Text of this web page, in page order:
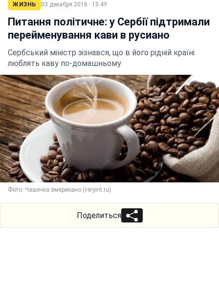
ЖИЗНЬ 03 декабря 2016 · 15:49
Питання політичне: у Сербії підтримали
перейменування кави в русиано
Сербський міністр зізнався, що в його рідній країні
люблять каву по-домашньому
Фото: Чашечка американо (veryint.ru)
Поделиться